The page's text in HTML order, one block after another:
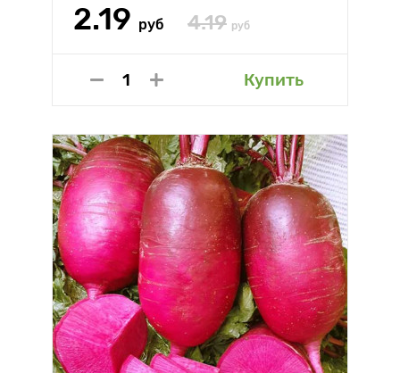
2.19 руб 4.19 руб
Купить